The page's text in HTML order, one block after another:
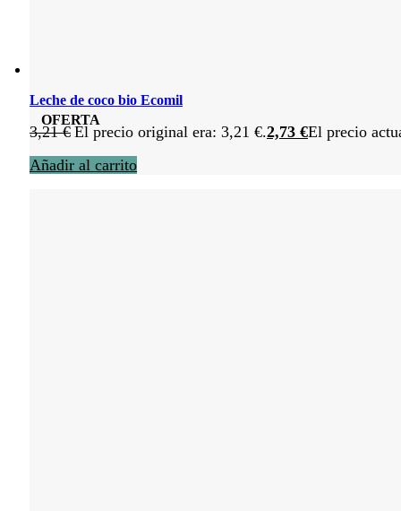
OFERTA
Leche de coco bio Ecomil
3,21€ El precio original era: 3,21 €.2,73 €El precio
Añadir al carrito